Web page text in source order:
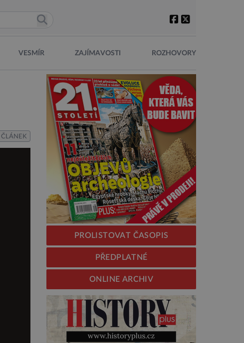
VESMÍR ZAJÍMAVOSTI ROZHOVORY
ČLÁNEK
PROLISTOVAT ČASOPIS
PŘEDPLATNÉ
ONLINE ARCHIV